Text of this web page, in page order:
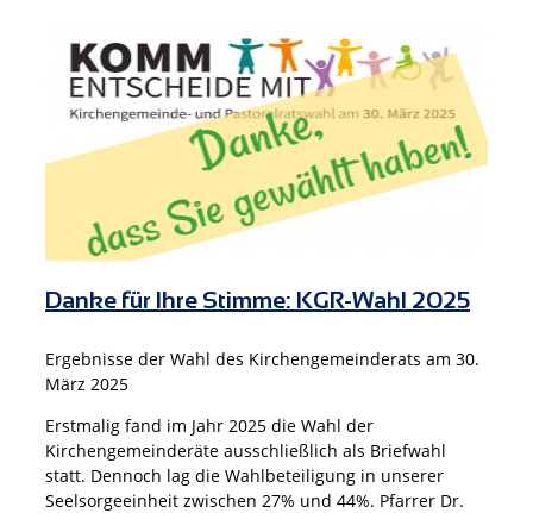
Danke für Ihre Stimme: KGR-Wahl 2025
Ergebnisse der Wahl des Kirchengemeinderats am 30.
März 2025
Erstmalig fand im Jahr 2025 die Wahl der
Kirchengemeinderäte ausschließlich als Briefwahl
statt. Dennoch lag die Wahlbeteiligung in unserer
Seelsorgeeinheit zwischen 27% und 44%. Pfarrer Dr.